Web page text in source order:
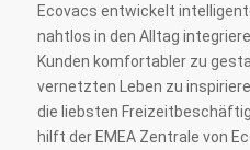
Ecovacs entwickelt
nahtlos in den Alltag
Kunden komfortabler zu
vernetzten Leben zu
die liebsten
hilft der EMEA Zentrale von